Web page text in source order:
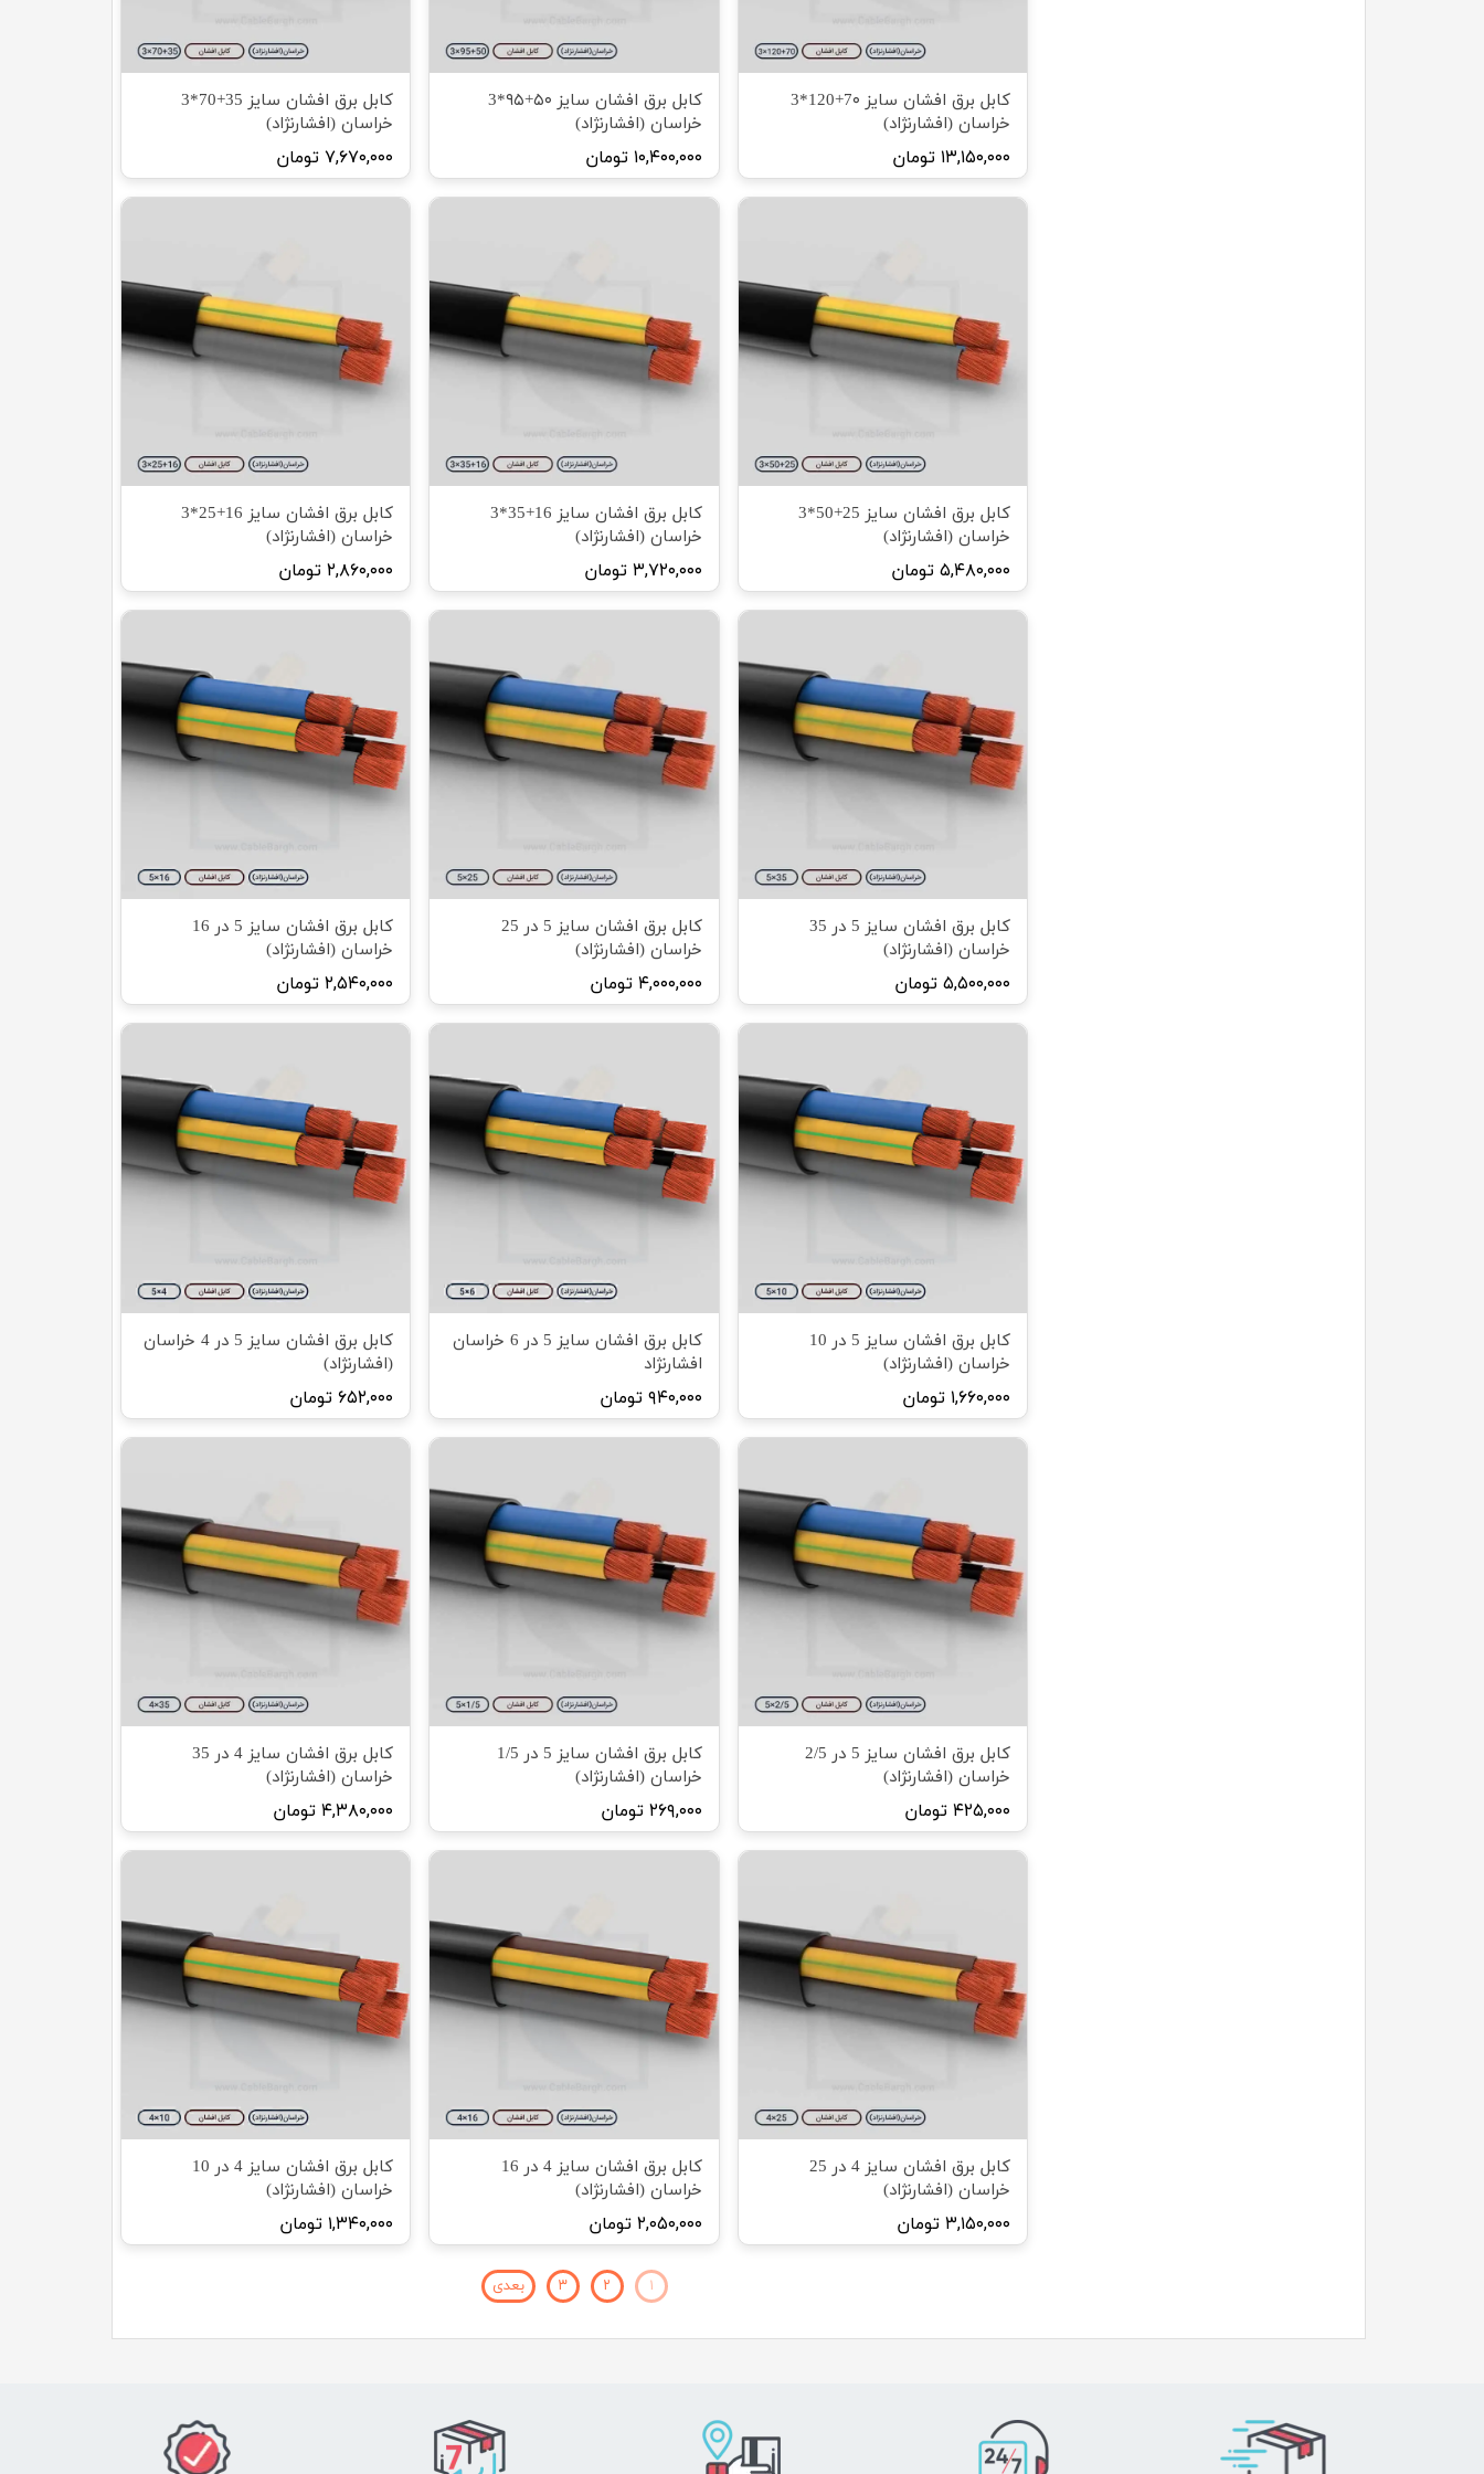
کابل برق افشان سایز 7۰+120*3
خراسان (افشارنژاد)
۱۳,۱۵۰,۰۰۰ تومان
کابل برق افشان سایز ۵۰+۹۵*3
خراسان (افشارنژاد)
۱۰,۴۰۰,۰۰۰ تومان
کابل برق افشان سایز 35+70*3
خراسان (افشارنژاد)
۷,۶۷۰,۰۰۰ تومان
کابل برق افشان سایز 25+50*3
خراسان (افشارنژاد)
۵,۴۸۰,۰۰۰ تومان
کابل برق افشان سایز 16+35*3
خراسان (افشارنژاد)
۳,۷۲۰,۰۰۰ تومان
کابل برق افشان سایز 16+25*3
خراسان (افشارنژاد)
۲,۸۶۰,۰۰۰ تومان
کابل برق افشان سایز 5 در 35
خراسان (افشارنژاد)
۵,۵۰۰,۰۰۰ تومان
کابل برق افشان سایز 5 در 25
خراسان (افشارنژاد)
۴,۰۰۰,۰۰۰ تومان
کابل برق افشان سایز 5 در 16
خراسان (افشارنژاد)
۲,۵۴۰,۰۰۰ تومان
کابل برق افشان سایز 5 در 10
خراسان (افشارنژاد)
۱,۶۶۰,۰۰۰ تومان
کابل برق افشان سایز 5 در 6 خراسان
افشارنژاد
۹۴۰,۰۰۰ تومان
کابل برق افشان سایز 5 در 4 خراسان
(افشارنژاد)
۶۵۲,۰۰۰ تومان
کابل برق افشان سایز 5 در 2/5
خراسان (افشارنژاد)
۴۲۵,۰۰۰ تومان
کابل برق افشان سایز 5 در 1/5
خراسان (افشارنژاد)
۲۶۹,۰۰۰ تومان
کابل برق افشان سایز 4 در 35
خراسان (افشارنژاد)
۴,۳۸۰,۰۰۰ تومان
کابل برق افشان سایز 4 در 25
خراسان (افشارنژاد)
۳,۱۵۰,۰۰۰ تومان
کابل برق افشان سایز 4 در 16
خراسان (افشارنژاد)
۲,۰۵۰,۰۰۰ تومان
کابل برق افشان سایز 4 در 10
خراسان (افشارنژاد)
۱,۳۴۰,۰۰۰ تومان
۱ ۲ ۳ بعدی